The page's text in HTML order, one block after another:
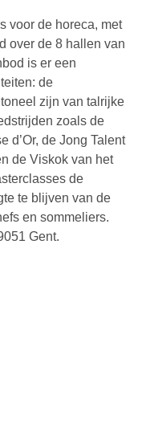
voor de horeca, met
over de 8 hallen van
is er een
de
zijn van talrijke
zoals de
d’Or, de Jong Talent
de Viskok van het
de
te blijven van de
en sommeliers.
Gent.